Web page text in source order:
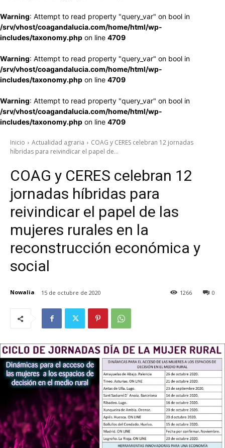
Warning: Attempt to read property "query_var" on bool in
/srv/vhost/coagandalucia.com/home/html/wp-
includes/taxonomy.php on line 4709
Warning: Attempt to read property "query_var" on bool in
/srv/vhost/coagandalucia.com/home/html/wp-
includes/taxonomy.php on line 4709
Warning: Attempt to read property "query_var" on bool in
/srv/vhost/coagandalucia.com/home/html/wp-
includes/taxonomy.php on line 4709
Inicio Actualidad agraria
COAG y CERES celebran 12 jornadas
híbridas para reivindicar el papel de...
COAG y CERES celebran 12
jornadas híbridas para
reivindicar el papel de las
mujeres rurales en la
reconstrucción económica y
social
Nowalia 15 de octubre de 2020 0
1266